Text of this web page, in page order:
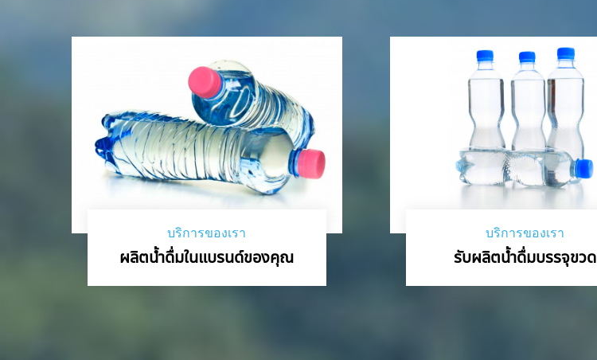
บริการของเรา
ผลิตน้ำดื่มในแบรนด์ของคุณ
บริการของเรา
รับผลิตน้ำดื่มบรรจุขวด